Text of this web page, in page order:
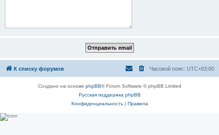
К списку форумов Часовой пояс: UTC+03:00
Создано на основе phpBB® Forum Software © phpBB Limited
Русская поддержка phpBB
Конфиденциальность| Правила